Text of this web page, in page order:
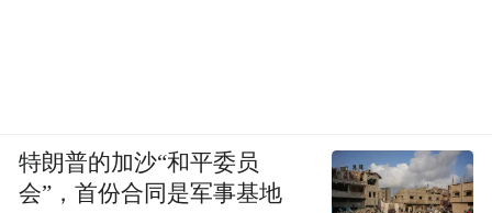
特朗普的加沙“和平委员
会”，首份合同是军事基地